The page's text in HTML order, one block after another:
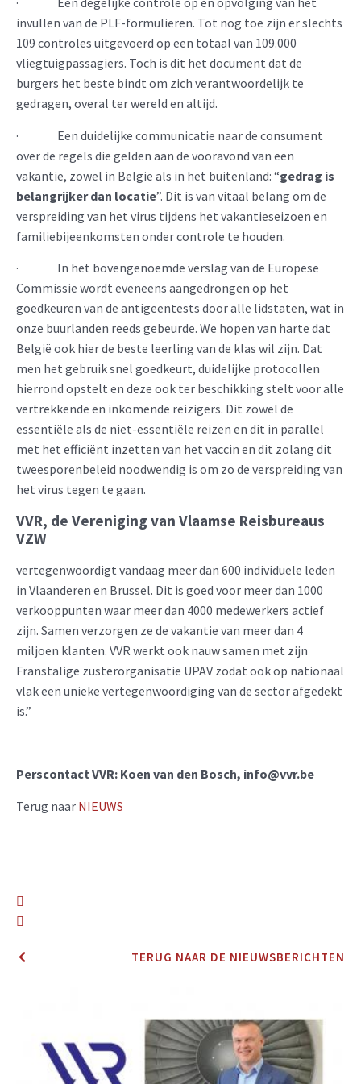
invullen van de PLF-formulieren. Tot nog toe zijn er slechts
109 controles uitgevoerd op een totaal van 109.000
vliegtuigpassagiers. Toch is dit het document dat de
burgers het beste bindt om zich verantwoordelijk te
gedragen, overal ter wereld en altijd.
· Een duidelijke communicatie naar de consument
over de regels die gelden aan de vooravond van een
vakantie, zowel in België als in het buitenland: “gedrag is
belangrijker dan locatie”. Dit is van vitaal belang om de
verspreiding van het virus tijdens het vakantieseizoen en
familiebijeenkomsten onder controle te houden.
· In het bovengenoemde verslag van de Europese
Commissie wordt eveneens aangedrongen op het
goedkeuren van de antigeentests door alle lidstaten, wat in
onze buurlanden reeds gebeurde. We hopen van harte dat
België ook hier de beste leerling van de klas wil zijn. Dat
men het gebruik snel goedkeurt, duidelijke protocollen
hierrond opstelt en deze ook ter beschikking stelt voor alle
vertrekkende en inkomende reizigers. Dit zowel de
essentiële als de niet-essentiële reizen en dit in parallel
met het efficiënt inzetten van het vaccin en dit zolang dit
tweesporenbeleid noodwendig is om zo de verspreiding van
het virus tegen te gaan.
VVR, de Vereniging van Vlaamse Reisbureaus
VZW
vertegenwoordigt vandaag meer dan 600 individuele leden
in Vlaanderen en Brussel. Dit is goed voor meer dan 1000
verkooppunten waar meer dan 4000 medewerkers actief
zijn. Samen verzorgen ze de vakantie van meer dan 4
miljoen klanten. VVR werkt ook nauw samen met zijn
Franstalige zusterorganisatie UPAV zodat ook op nationaal
vlak een unieke vertegenwoordiging van de sector afgedekt
is.”
Perscontact VVR: Koen van den Bosch, info@vvr.be
Terug naar NIEUWS
TERUG NAAR DE NIEUWSBERICHTEN